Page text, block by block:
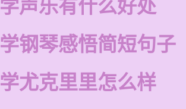
学声乐有什么好处
学钢琴感悟简短句子
学尤克里里怎么样